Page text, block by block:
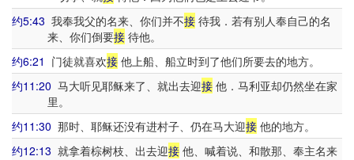
约5:43 我奉我父的名来、你们并不接 待我．若有别人奉自己的名
来、你们倒要接待他。
约6:21 门徒就喜欢接 他上船、船立时到了他们所要去的地方。
约11:20 马大听见耶稣来了、就出去迎接 他．马利亚却仍然坐在家
里。
约11:30 那时、耶稣还没有进村子、仍在马大迎接 他的地方。
约12:13 就拿着棕树枝、出去迎接 他、喊着说、和散那、奉主名来